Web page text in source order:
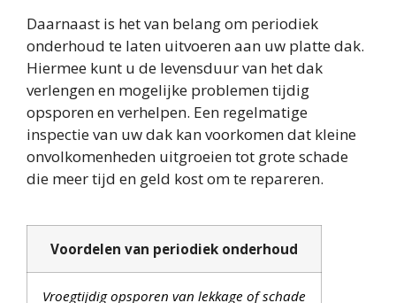
Daarnaast is het van belang om periodiek
onderhoud te laten uitvoeren aan uw platte dak.
Hiermee kunt u de levensduur van het dak
verlengen en mogelijke problemen tijdig
opsporen en verhelpen. Een regelmatige
inspectie van uw dak kan voorkomen dat kleine
onvolkomenheden uitgroeien tot grote schade
die meer tijd en geld kost om te repareren.
Voordelen van periodiek onderhoud
Vroegtijdig opsporen van lekkage of schade